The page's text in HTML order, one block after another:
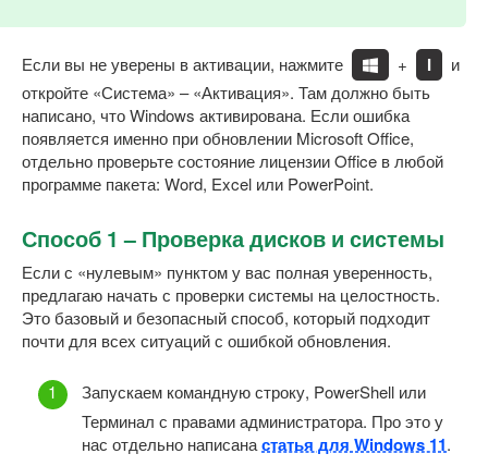
Если вы не уверены в активации, нажмите + I
и
откройте «Система» – «Активация». Там должно быть
написано, что Windows активирована. Если ошибка
появляется именно при обновлении Microsoft Office,
отдельно проверьте состояние лицензии Office в любой
программе пакета: Word, Excel или PowerPoint.
Способ 1 – Проверка дисков и системы
Если с «нулевым» пунктом у вас полная уверенность,
предлагаю начать с проверки системы на целостность.
Это базовый и безопасный способ, который подходит
почти для всех ситуаций с ошибкой обновления.
Запускаем командную строку, PowerShell или
Терминал с правами администратора. Про это у
нас отдельно написанастатья для Windows 11.